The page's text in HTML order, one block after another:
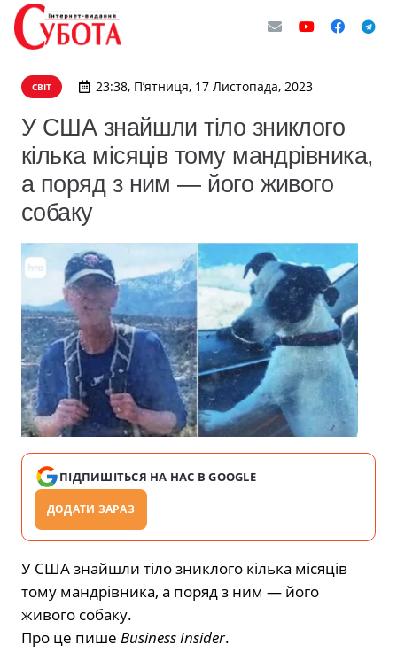
СВІТ 23:38, П’ятниця, 17 Листопада, 2023
У США знайшли тіло зниклого
кілька місяців тому мандрівника,
а поряд з ним — його живого
собаку
ПІДПИШІТЬСЯ НА НАС В GOOGLE
ДОДАТИ ЗАРАЗ
У США знайшли тіло зниклого кілька місяців
тому мандрівника, а поряд з ним — його
живого собаку.
Про це пише Business Insider.